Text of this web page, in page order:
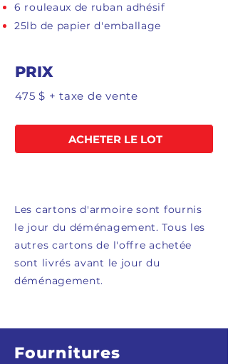
6 rouleaux de ruban adhésif
25lb de papier d'emballage
PRIX
475 $ + taxe de vente
ACHETER LE LOT
Les cartons d'armoire sont fournis
le jour du déménagement. Tous les
autres cartons de l'offre achetée
sont livrés avant le jour du
déménagement.
Fournitures